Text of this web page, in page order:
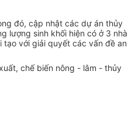
đó, cập nhật các dự án thủy
lượng sinh khối hiện có ở 3 nhà
với giải quyết các vấn đề an
chế biến nông - lâm - thủy